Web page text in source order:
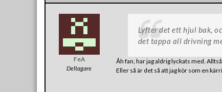
FeA
Deltagare
Lyfter det ett hjul bak,
det tappa all drivning
Åh fan, har jag aldrig lyckats med.
Eller så är det så att jag kör som en